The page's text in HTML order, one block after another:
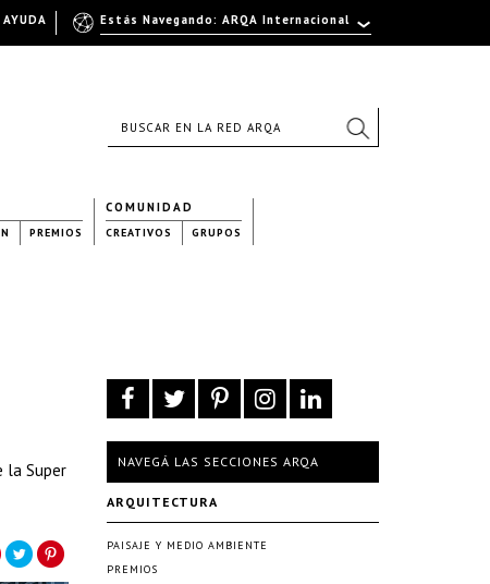
PREMIOS
COMUNIDAD
CREATIVOS GRUPOS
la Super
NAVEGÁ LAS SECCIONES ARQA
ARQUITECTURA
PAISAJE Y MEDIO AMBIENTE
PREMIOS
Estás Navegando: ARQA Internacional
AYUDA